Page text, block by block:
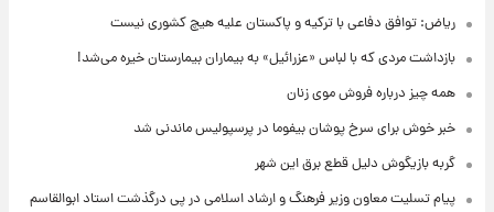
ریاض: توافق دفاعی با ترکیه و پاکستان علیه هیچ کشوری نیست
بازداشت مردی که با لباس «عزرائیل» به بیماران بیمارستان خیره می‌شد!
همه چیز درباره فروش موی زنان
خبر خوش برای سرخ پوشان بیفوما در پرسپولیس ماندنی شد
گربه بازیگوش دلیل قطع برق این شهر
پیام تسلیت معاون وزیر فرهنگ و ارشاد اسلامی در پی درگذشت استاد ابوالقاسم